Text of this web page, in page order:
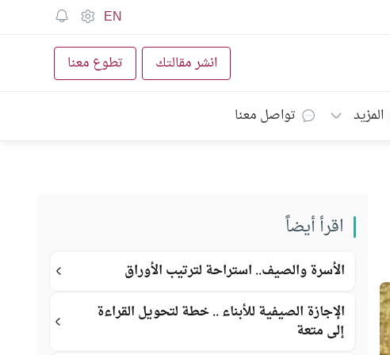
EN
انشر مقالتك تطوع معنا
المزيد تواصل معنا
اقرأ أيضاً
الأسرة والصيف.. استراحة لترتيب الأوراق
الإجازة الصيفية للأبناء .. خطة لتحويل القراءة
إلى متعة